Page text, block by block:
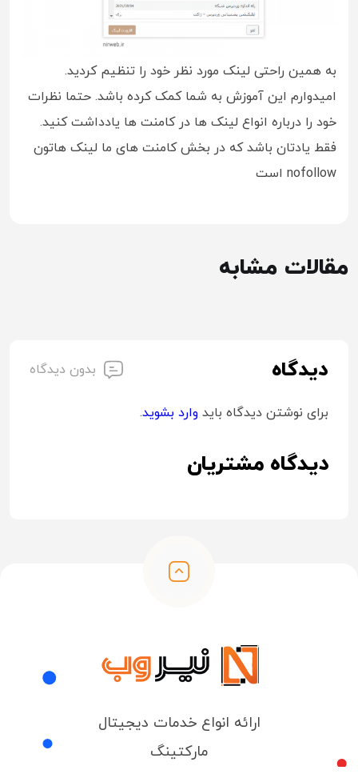
به همین راحتی لینک مورد نظر خود را تنظیم کردید.
امیدوارم این آموزش به شما کمک کرده باشد. حتما نظرات
خود را درباره انواع لینک ها در کامنت ها یادداشت کنید.
فقط یادتان باشد که در بخش کامنت های ما لینک هاتون
nofollow است
مقالات مشابه
دیدگاه بدون دیدگاه
برای نوشتن دیدگاه باید وارد بشوید.
دیدگاه مشتریان
ارائه انواع خدمات دیجیتال
مارکتینگ